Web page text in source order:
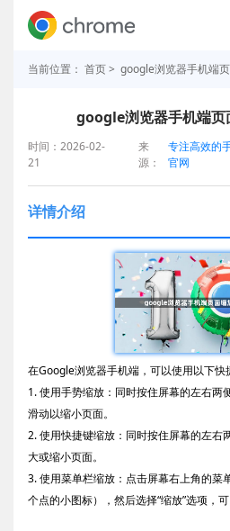
当前位置： 首页> google浏览器手机端
google浏览器手机端页
时间：2026-02-
21
来
源：
专注高效的
官网
详情介绍
在Google浏览器手机端，可以使用以下快
1. 使用手势缩放：同时按住屏幕的左右两
滑动以缩小页面。
2. 使用快捷键缩放：同时按住屏幕的左右
大或缩小页面。
3. 使用菜单栏缩放：点击屏幕右上角的菜
个点的小图标），然后选择“缩放”选项，